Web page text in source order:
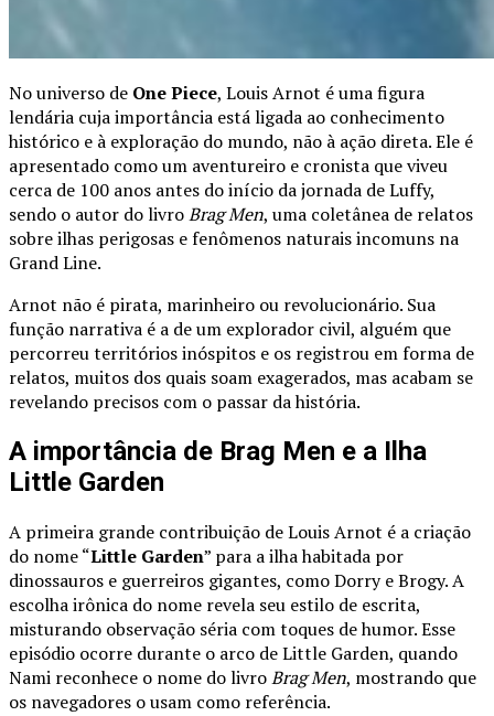
No universo de One Piece, Louis Arnot é uma figura
lendária cuja importância está ligada ao conhecimento
histórico e à exploração do mundo, não à ação direta. Ele é
apresentado como um aventureiro e cronista que viveu
cerca de 100 anos antes do início da jornada de Luffy,
sendo o autor do livroBrag Men, uma coletânea de relatos
sobre ilhas perigosas e fenômenos naturais incomuns na
Grand Line.
Arnot não é pirata, marinheiro ou revolucionário. Sua
função narrativa é a de um explorador civil, alguém que
percorreu territórios inóspitos e os registrou em forma de
relatos, muitos dos quais soam exagerados, mas acabam se
revelando precisos com o passar da história.
A importância de Brag Men e a Ilha
Little Garden
A primeira grande contribuição de Louis Arnot é a criação
do nome “Little Garden” para a ilha habitada por
dinossauros e guerreiros gigantes, como Dorry e Brogy. A
escolha irônica do nome revela seu estilo de escrita,
misturando observação séria com toques de humor. Esse
episódio ocorre durante o arco de Little Garden, quando
Nami reconhece o nome do livroBrag Men, mostrando que
os navegadores o usam como referência.